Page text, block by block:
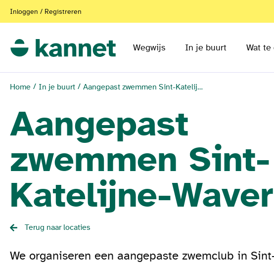
Inloggen / Registreren
Wegwijs In je buurt Wat te
Home In je buurt Aangepast zwemmen Sint-Katelijne-Waver
Aangepast
zwemmen Sint-
Katelijne-Waver
Terug naar locaties
We organiseren een aangepaste zwemclub in